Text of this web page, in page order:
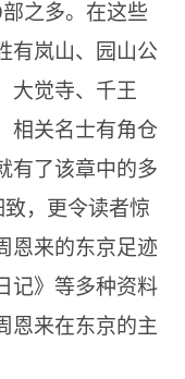
之多。在这些
有岚山、园山公
大觉寺、千王
相关名士有角仓
有了该章中的多
致，更令读者惊
恩来的东京足迹
记》等多种资料
恩来在东京的主